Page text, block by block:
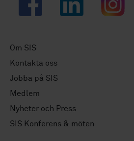
Om SIS
Kontakta oss
Jobba på SIS
Medlem
Nyheter och Press
SIS Konferens & möten